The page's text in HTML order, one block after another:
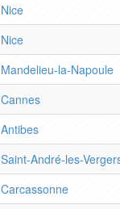
Nice
Nice
Mandelieu-la-Napoule
Cannes
Antibes
Saint-André-les-
Carcassonne